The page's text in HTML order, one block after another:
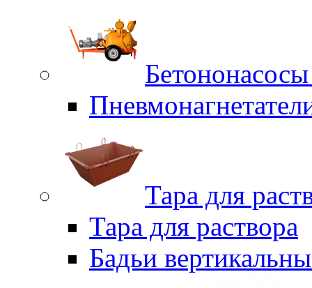
Тара для
Тара для раствора
Бадьи